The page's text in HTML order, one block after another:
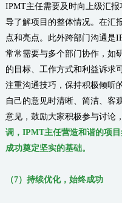
IPMT主任需要及时向上级汇
导了解项目的整体情况。在汇
点和亮点。此外跨部门沟通是
常常需要与多个部门协作，如
的目标、工作方式和利益诉求
注重沟通技巧，保持积极倾听
自己的意见时清晰、简洁、客
意见，鼓励大家积极参与讨论
调，IPMT主任营造和谐的项
成功奠定坚实的基础。
（7） 持续优化， 始终成功